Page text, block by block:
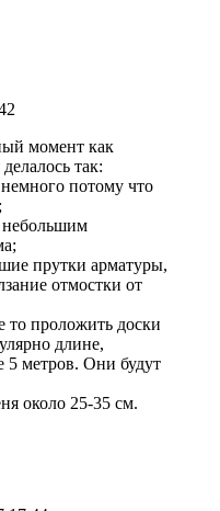
момент как
так:
потому что
небольшим
прутки арматуры,
отмостки от
то проложить доски
длине,
5 метров. Они будут
около 25-35 см.